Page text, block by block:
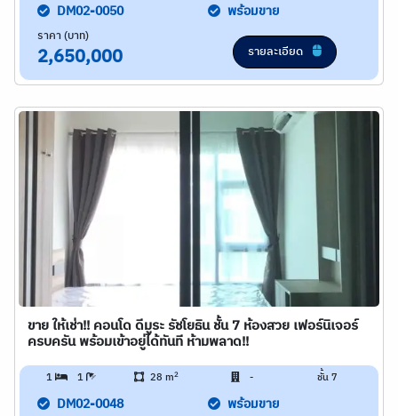
DM02-0050 พร้อมขาย
ราคา (บาท)
2,650,000 รายละเอียด
ขาย ให้เช่า!! คอนโด ดีมูระ รัชโยธิน ชั้น 7 ห้องสวย เฟอร์นิเจอร์
ครบครัน พร้อมเข้าอยู่ได้ทันที ห้ามพลาด!!
1 1 28 m2 - ชั้น 7
DM02-0048 พร้อมขาย